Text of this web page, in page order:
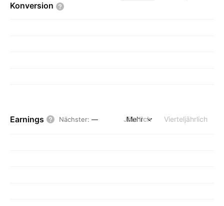
Konversion
Earnings Nächster: — Jährlich Vierteljährlich
Mehr